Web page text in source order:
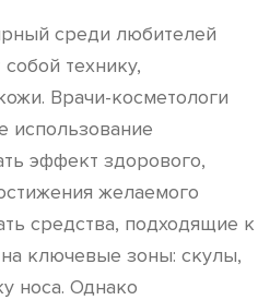
среди любителей
технику,
Врачи-косметологи
использование
эффект здорового,
желаемого
средства, подходящие к
ключевые зоны: скулы,
носа. Однако